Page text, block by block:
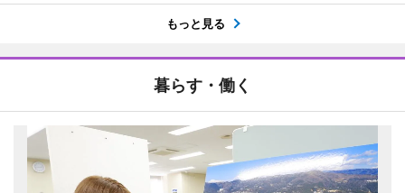
もっと見る
暮らす・働く